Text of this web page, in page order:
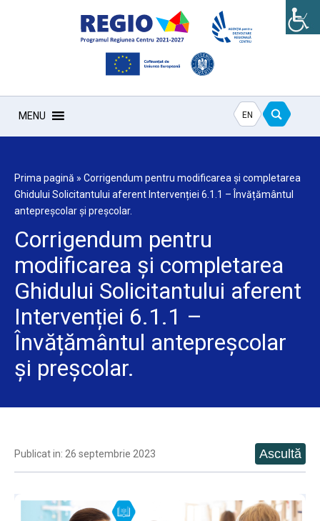
MENU EN
Prima pagină » Corrigendum pentru modificarea și completarea
Ghidului Solicitantului aferent Intervenției 6.1.1 – Învățământul
antepreșcolar și preșcolar.
Corrigendum pentru
modificarea și completarea
Ghidului Solicitantului aferent
Intervenției 6.1.1 –
Învățământul antepreșcolar
și preșcolar.
Publicat in: 26 septembrie 2023